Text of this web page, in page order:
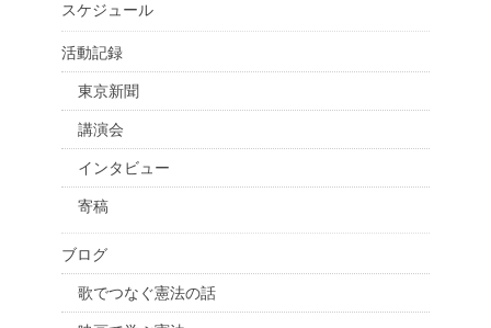
スケジュール
活動記録
東京新聞
講演会
インタビュー
寄稿
ブログ
歌でつなぐ憲法の話